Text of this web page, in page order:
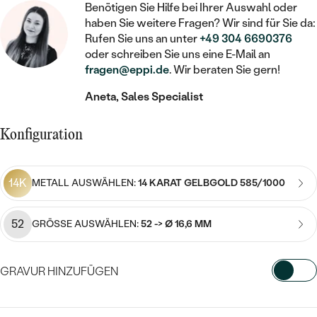
MIT FÜLLUNG
IM SET
LAB GROWN DIAMANTEN ZUM
EINFASSEN
FARBIGE DIAMANTEN ZUM EINFASSEN
MIT DIAMANT
MIT LAB GROWN DIAMANT
MIT MOISSANIT
SCHMUCK FÜR KINDER
BROSCHEN
SCHMUCKZUBEHÖR
NACH MATERIAL
GOLD
SILBER
PLATIN
DIAMANTSCHMUCK
KINDER
PIERCINGS
PERLENOHRRINGE
NACH PREIS
PREISWERTE
MEDAILLON
KETTEN
HERZKETTEN
MIT TIEREN
NACH EDELSTEIN
MIT DIAMANT
MIT EDELSTEIN
PERLENKETTEN
SIEGELRINGE
PERSONALISIERT
MIT DIAMANT
MIT EDELSTEIN
PERLENRINGE
Benötigen Sie Hilfe bei Ihrer Auswahl oder
haben Sie weitere Fragen? Wir sind für Sie da:
Rufen Sie uns an unter+49 304 6690376
oder schreiben Sie uns eine E-Mail an
fragen@eppi.de. Wir beraten Sie gern!
Aneta, Sales Specialist
Konfiguration
14K METALL AUSWÄHLEN:14 KARAT GELBGOLD 585/1000
52 GRÖSSE AUSWÄHLEN:52 -> Ø 16,6 MM
GRAVUR HINZUFÜGEN